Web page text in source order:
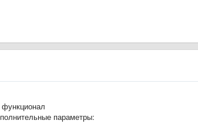
параметры: